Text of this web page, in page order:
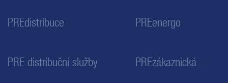
PREdistribuce PREenergo
PRE distribuční služby PREzákaznická